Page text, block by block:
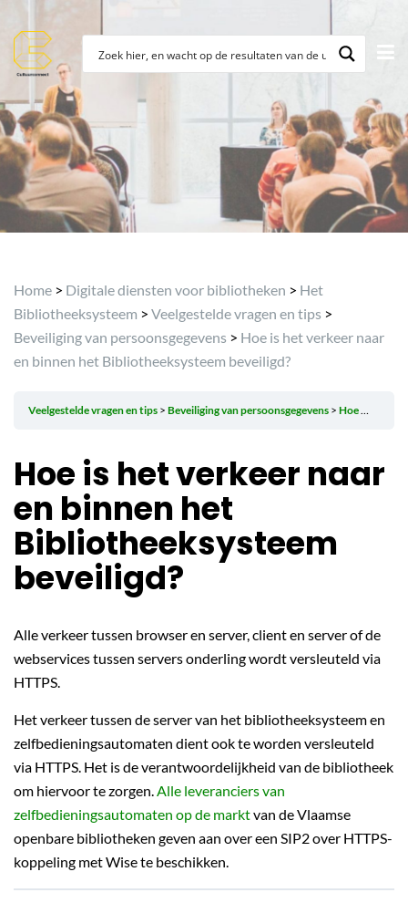
Archief
Home > Digitale diensten voor bibliotheken > Het
Bibliotheeksysteem > Veelgestelde vragen en tips >
Beveiliging van persoonsgegevens > Hoe is het verkeer naar
en binnen het Bibliotheeksysteem beveiligd?
Veelgestelde vragen en tips Beveiliging van persoonsgegevens Hoe is het verkeer naar en binnen het Bibliotheeksysteem beveiligd?
Hoe is het verkeer naar
en binnen het
Bibliotheeksysteem
beveiligd?
Alle verkeer tussen browser en server, client en server of de
webservices tussen servers onderling wordt versleuteld via
HTTPS.
Het verkeer tussen de server van het bibliotheeksysteem en
zelfbedieningsautomaten dient ook te worden versleuteld
via HTTPS. Het is de verantwoordelijkheid van de bibliotheek
om hiervoor te zorgen.Alle leveranciers van
zelfbedieningsautomaten op de marktvan de Vlaamse
openbare bibliotheken geven aan over een SIP2 over HTTPS-
koppeling met Wise te beschikken.